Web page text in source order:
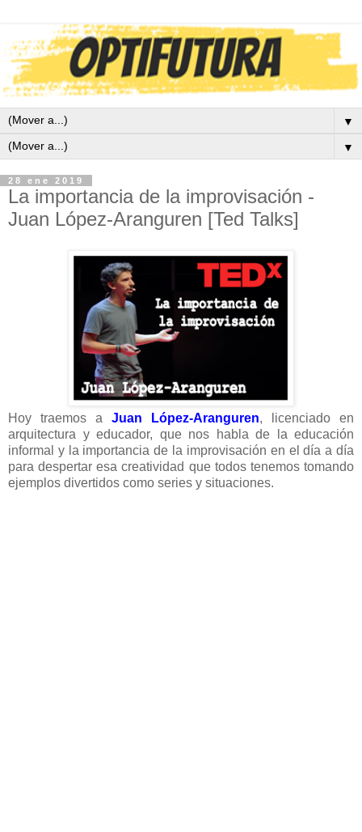
▼
▼
28 ene 2019
La importancia de la improvisación -
Juan López-Aranguren [Ted Talks]
Hoy traemos a Juan López-Aranguren, licenciado en
arquitectura y educador, que nos habla de la educación
informal y la importancia de la improvisación en el día a día
para despertar esa creatividad que todos tenemos tomando
ejemplos divertidos como series y situaciones.